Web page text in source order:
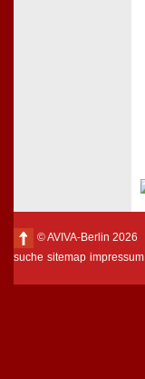
© AVIVA-Berlin 2026
suche sitemap impressum